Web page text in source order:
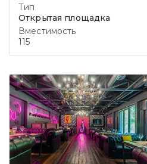
Тип
Открытая площадка
Вместимость
115